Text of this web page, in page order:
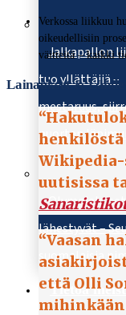
Jalkapallon
tuo yllättäjiä –
mestaruus,
nuorten
Olympialaiset
lähestyvät –
suomalaisia
Tietoa
Verkossa liikkuu
oikeudellisiin
väitteitä – kaikki
Lainaukset &
henkilöstä
uutisissa
“Vaasan
että Olli
mihinkään